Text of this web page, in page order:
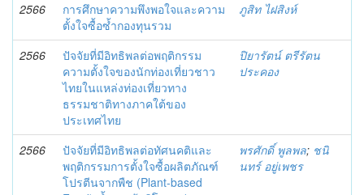
2566
การศึกษาความพึงพอใจและความ
ตั้งใจซื้อซ้ำกองทุนรวม
ภูสิท ไฝสิงห์
2566
ปัจจัยที่มีอิทธิพลต่อพฤติกรรม
ความตั้งใจของนักท่องเที่ยวชาว
ไทยในแหล่งท่องเที่ยวทาง
ธรรมชาติทางภาคใต้ของ
ประเทศไทย
ปิยารัตน์ ตรีรัตน
ประคอง
2566
ปัจจัยที่มีอิทธิพลต่อทัศนคติและ
พฤติกรรมการตั้งใจซื้อผลิตภัณฑ์
โปรตีนจากพืช (Plant-based
พรศักดิ์ พูลพล; ชนิ
นทร์ อยู่เพชร